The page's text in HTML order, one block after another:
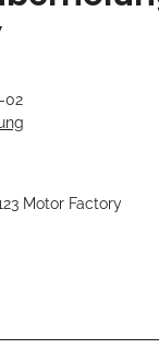
02
Motor Factory